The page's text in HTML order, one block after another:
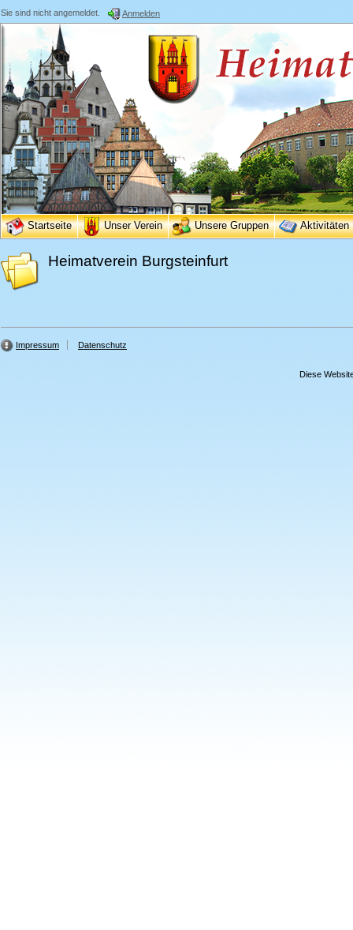
Sie sind nicht angemeldet. Anmelden
Startseite Unser Verein Unsere Gruppen Aktivitäten
Heimatverein Burgsteinfurt
Impressum Datenschutz
Diese